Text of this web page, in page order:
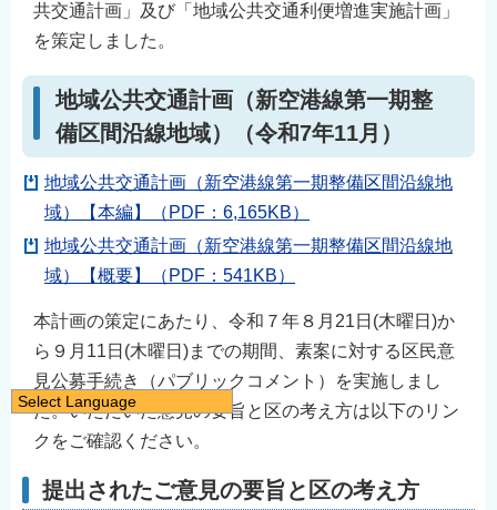
共交通計画」及び「地域公共交通利便増進実施計画」
を策定しました。
地域公共交通計画（新空港線第一期整
備区間沿線地域）（令和7年11月）
地域公共交通計画（新空港線第一期整備区間沿線地
域）【本編】（PDF：6,165KB）
地域公共交通計画（新空港線第一期整備区間沿線地
域）【概要】（PDF：541KB）
本計画の策定にあたり、令和７年８月21日(木曜日)か
ら９月11日(木曜日)までの期間、素案に対する区民意
見公募手続き（パブリックコメント）を実施しまし
た。いただいた意見の要旨と区の考え方は以下のリン
クをご確認ください。
提出されたご意見の要旨と区の考え方
Select Language
日本語
简体中文